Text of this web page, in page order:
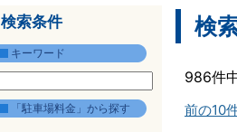
検索条件
キーワード
「駐車場料金」から探す
検
986件
前の10